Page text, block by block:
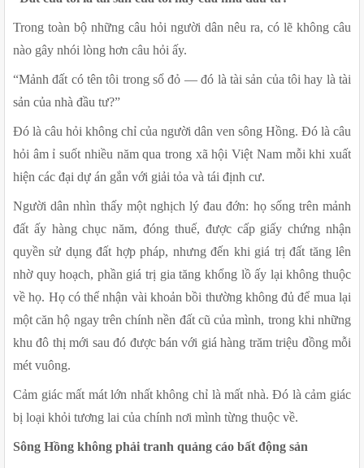
Trong toàn bộ những câu hỏi người dân nêu ra, có lẽ không câu
nào gây nhói lòng hơn câu hỏi ấy.
“Mảnh đất có tên tôi trong sổ đỏ — đó là tài sản của tôi hay là tài
sản của nhà đầu tư?”
Đó là câu hỏi không chỉ của người dân ven sông Hồng. Đó là câu
hỏi âm ỉ suốt nhiều năm qua trong xã hội Việt Nam mỗi khi xuất
hiện các đại dự án gắn với giải tỏa và tái định cư.
Người dân nhìn thấy một nghịch lý đau đớn: họ sống trên mảnh
đất ấy hàng chục năm, đóng thuế, được cấp giấy chứng nhận
quyền sử dụng đất hợp pháp, nhưng đến khi giá trị đất tăng lên
nhờ quy hoạch, phần giá trị gia tăng khổng lồ ấy lại không thuộc
về họ. Họ có thể nhận vài khoản bồi thường không đủ để mua lại
một căn hộ ngay trên chính nền đất cũ của mình, trong khi những
khu đô thị mới sau đó được bán với giá hàng trăm triệu đồng mỗi
mét vuông.
Cảm giác mất mát lớn nhất không chỉ là mất nhà. Đó là cảm giác
bị loại khỏi tương lai của chính nơi mình từng thuộc về.
Sông Hồng không phải tranh quảng cáo bất động sản